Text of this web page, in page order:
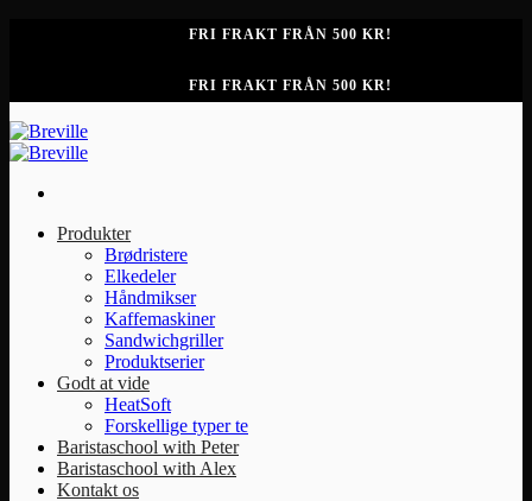
FRI FRAKT FRÅN 500 KR!
FRI FRAKT FRÅN 500 KR!
Produkter
Brødristere
Elkedeler
Håndmikser
Kaffemaskiner
Sandwichgriller
Produktserier
Godt at vide
HeatSoft
Forskellige typer te
Baristaschool with Peter
Baristaschool with Alex
Kontakt os